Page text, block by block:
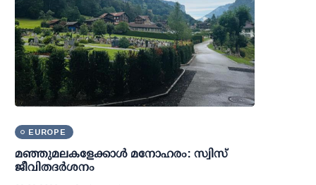
EUROPE
മഞ്ഞുമലകളേക്കാൾ മനോഹരം: സ്വിസ്
ജീവിതദർശനം